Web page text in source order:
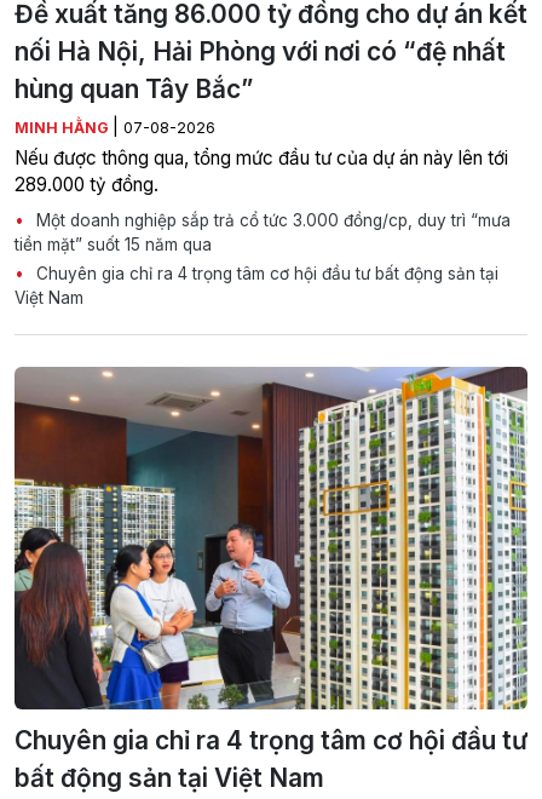
Đề xuất tăng 86.000 tỷ đồng cho dự án kết
nối Hà Nội, Hải Phòng với nơi có “đệ nhất
hùng quan Tây Bắc”
MINH HẰNG 07-08-2026
Nếu được thông qua, tổng mức đầu tư của dự án này lên tới
289.000 tỷ đồng.
Một doanh nghiệp sắp trả cổ tức 3.000 đồng/cp, duy trì “mưa
tiền mặt” suốt 15 năm qua
Chuyên gia chỉ ra 4 trọng tâm cơ hội đầu tư bất động sản tại
Việt Nam
Chuyên gia chỉ ra 4 trọng tâm cơ hội đầu tư
bất động sản tại Việt Nam